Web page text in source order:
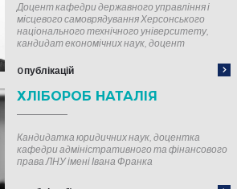
Доцент кафедри державного управління і
місцевого самоврядування Херсонського
національного технічного університету,
кандидат економічних наук, доцент
0 публікацій
ХЛІБОРОБ НАТАЛІЯ
Кандидатка юридичних наук, доцентка
кафедри адміністративного та фінансового
права ЛНУ імені Івана Франка